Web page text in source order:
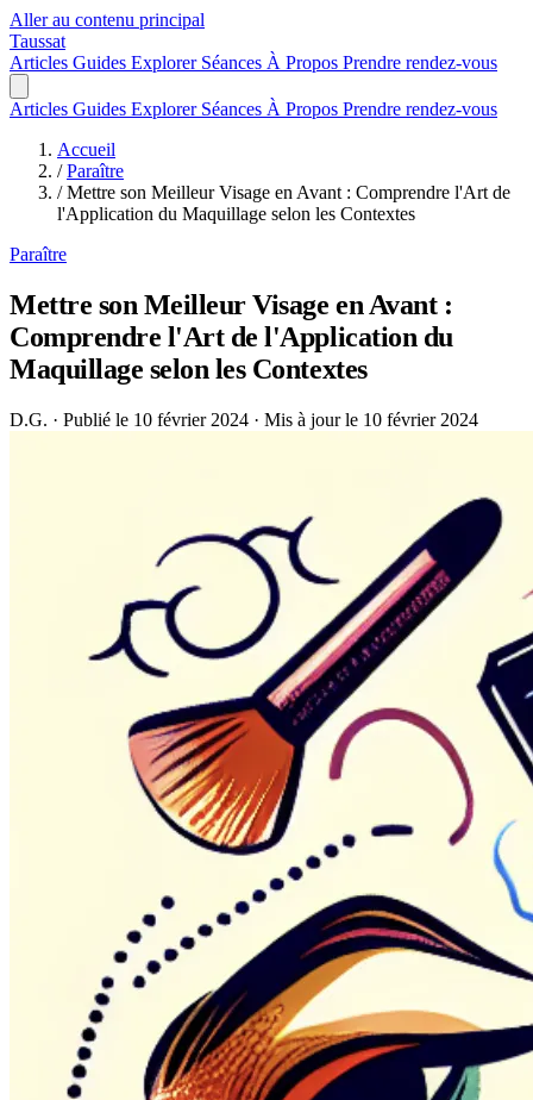
Aller au contenu principal
Taussat
Articles Guides Explorer Séances À Propos Prendre rendez-vous
Articles Guides Explorer Séances À Propos Prendre rendez-vous
Accueil
/ Paraître
/ Mettre son Meilleur Visage en Avant : Comprendre l'Art de
l'Application du Maquillage selon les Contextes
Paraître
Mettre son Meilleur Visage en Avant :
Comprendre l'Art de l'Application du
Maquillage selon les Contextes
D.G. · Publié le 10 février 2024 · Mis à jour le 10 février 2024